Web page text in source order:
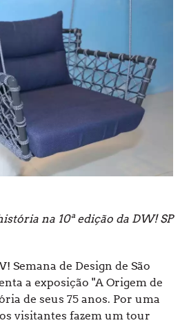
na 10ª edição da DW! SP
Semana de Design de São
a exposição "A Origem de
de seus 75 anos. Por uma
visitantes fazem um tour